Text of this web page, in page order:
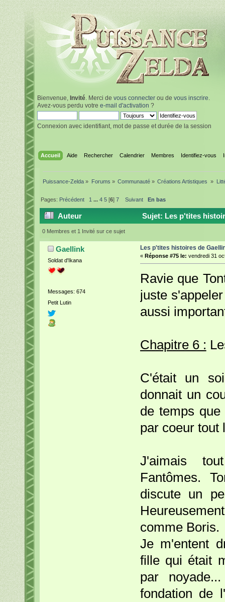
Bienvenue, Invité . Merci de vous connecter ou de vous inscrire
Avez-vous perdu votre e-mail d'activation ?
Connexion avec identifiant, mot de passe et durée de la session
Accueil Aide Rechercher Calendrier Membres Identifiez-vous
Puissance-Zelda » Forums » Communauté» Créations Artistiques »
Pages: Précédent 1 ...4 5 [6]7 Suivant En bas
Auteur Sujet: Les p'tites
0 Membres et 1 Invité sur ce sujet
Gaellink
Soldat d'Ikana
Messages: 674
Petit Lutin
Les p'tites histoires de
« Réponse #75 le: vendredi 31
Ravie que
juste
aussi
Chapitre 6 :
C'était un
donnait un
de temps
par coeur tout
J'aimais
Fantômes.
discute un
comme Boris.
Je m'entent
fille qui était
par
fondation de